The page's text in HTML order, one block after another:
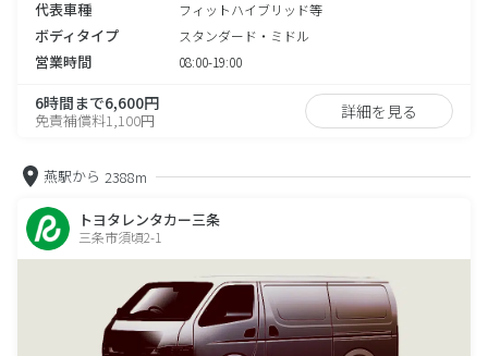
代表車種 フィットハイブリッド等
ボディタイプ スタンダード・ミドル
営業時間 08:00-19:00
6時間まで6,600円
免責補償料1,100円 詳細を見る
燕駅から 2388m
トヨタレンタカー三条
三条市須頃2-1